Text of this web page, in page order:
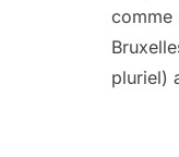
comme
pluriel)